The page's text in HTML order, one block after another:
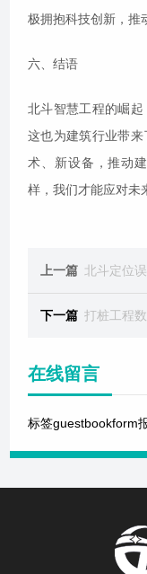
极拥抱科技创新，推
六、结语
北斗智慧工程的崛起
这也为建筑行业带
术、新设备，推动
样，我们才能应对未
上一篇 北斗定位误
下一篇 打桩工程数
在线留言
标签guestbookform